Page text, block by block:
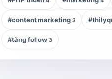
#content marketing3
#tăng follow3